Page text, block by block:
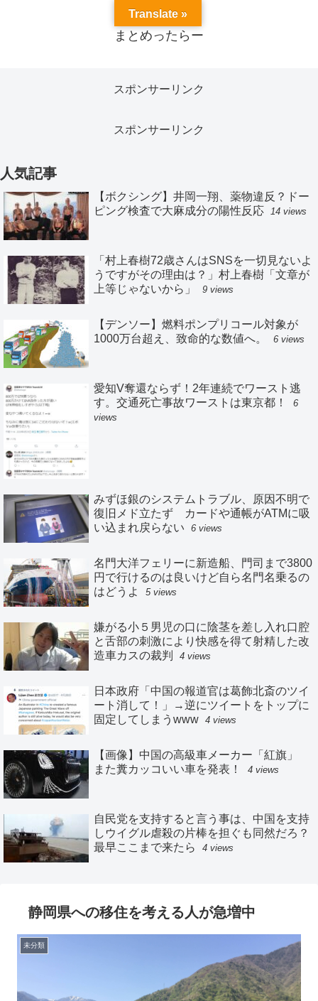
まとめったらー
スポンサーリンク
スポンサーリンク
人気記事
【ボクシング】井岡一翔、薬物違反？ドー
ピング検査で大麻成分の陽性反応
14 views
「村上春樹72歳さんはSNSを一切見ないよ
うですがその理由は？」村上春樹「文章が
上等じゃないから」
9 views
【デンソー】燃料ポンプリコール対象が
1000万台超え、致命的な数値へ。
6 views
愛知V奪還ならず！2年連続でワースト逃
す。交通死亡事故ワーストは東京都！
6
views
みずほ銀のシステムトラブル、原因不明で
復旧メド立たず カードや通帳がATMに吸
い込まれ戻らない
6 views
名門大洋フェリーに新造船、門司まで3800
円で行けるのは良いけど自ら名門名乗るの
はどうよ
5 views
嫌がる小５男児の口に陰茎を差し入れ口腔
と舌部の刺激により快感を得て射精した改
造車カスの裁判
4 views
日本政府「中国の報道官は葛飾北斎のツイ
ート消して！」→逆にツイートをトップに
固定してしまうwww 4 views
【画像】中国の高級車メーカー「紅旗」
また糞カッコいい車を発表！
4 views
自民党を支持すると言う事は、中国を支持
しウイグル虐殺の片棒を担ぐも同然だろ？
最早ここまで来たら
4 views
静岡県への移住を考える人が急増中
未分類
Translate »